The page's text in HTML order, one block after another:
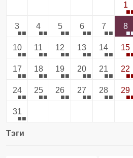
1
3 4 5 6 7 8
10 11 12 13 14 15
17 18 19 20 21 22
24 25 26 27 28 29
31
Тэги